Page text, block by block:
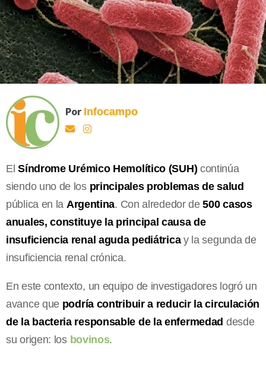
Por Infocampo
ElSíndrome Urémico Hemolítico (SUH) continúa
siendo uno de los principales problemas de salud
pública en la Argentina. Con alrededor de500 casos
anuales, constituye la principal causa de
insuficiencia renal aguda pediátricay la segunda de
insuficiencia renal crónica.
En este contexto, un equipo de investigadores logró un
avance que podría contribuir a reducir la circulación
de la bacteria responsable de la enfermedad desde
su origen: los bovinos.